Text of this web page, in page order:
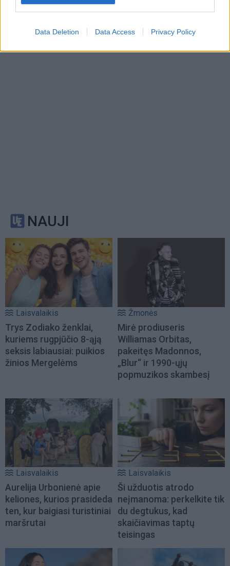
Data Deletion Data Access Privacy Policy
Ugniagesiai: dėl audros
iškvietimus vykome 49
išsigelbėjimo(6)
NAUJI
Laisvalaikis
Trys Zodiako ženklai,
kuriems rugpjūčio 8-ąją
seksis labiausiai: puikios
žinios Mergelėms
Žmonės
Mirė prodiuseris
Williamas Orbitas,
pakeitęs Madonnos,
„Blur“ ir 1990-ųjų
popmuzikos skambesį
Laisvalaikis
Aurelija Urbonienė apie
keliones, kurios prasideda
ten, kur baigiasi turistiniai
maršrutai
Laisvalaikis
Ši užduotis atrodo
neįmanoma: perkelkite tik
du degtukus, kad
skaičiavimas taptų
teisingas